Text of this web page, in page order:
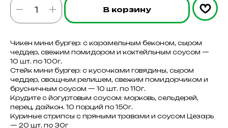
В корзину
Чикен мини бургер: с карамельным беконом, сыром
чеддер, свежим помидором и коктейльным соусом —
10 шт. по 100г.
Стейк мини бургер: с кусочками говядины, сыром
чеддер, овощным релишем, свежим помидорчиком и
брусничным соусом — 10 шт. по 110г.
Крудите с йогуртовым соусом: морковь, сельдерей,
перец, дайкон. 10 порций по 150г.
Куриные стрипсы с пряными травами и соусом Цезарь
— 20 шт. по 30г